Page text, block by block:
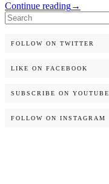
Continue reading→
Search
for:
FOLLOW ON TWITTER
LIKE ON FACEBOOK
SUBSCRIBE ON YOUTUBE
FOLLOW ON INSTAGRAM